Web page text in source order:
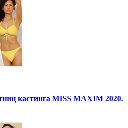
кастинга MISS MAXIM 2020.